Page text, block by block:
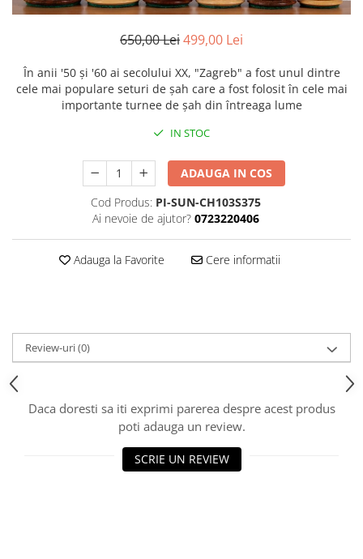
DGT
Instruire Generala
Lemn De Boxwood
Lemn De Carpen (hornbeam)
Lemn De Sheesham
Piese de sah DGT
Piese De Sah Tematice Din Plastic
Piese Din Lemn
Piese Din Plastic
Piese sah electronice
Piese Sah Tematice
Piese Sah Tematice Din Metal
Puzzle
Set Sah + Table/backgammon
650,00 Lei499,00 Lei
În anii '50 și '60 ai secolului XX, "Zagreb" a fost unul dintre
cele mai populare seturi de șah care a fost folosit în cele mai
importante turnee de șah din întreaga lume
IN STOC
ADAUGA IN COS
Cod Produs: PI-SUN-CH103S375
Ai nevoie de ajutor? 0723220406
Adauga la Favorite Cere informatii
Review-uri(0)
Daca doresti sa iti exprimi parerea despre acest produs
poti adauga un review.
SCRIE UN REVIEW